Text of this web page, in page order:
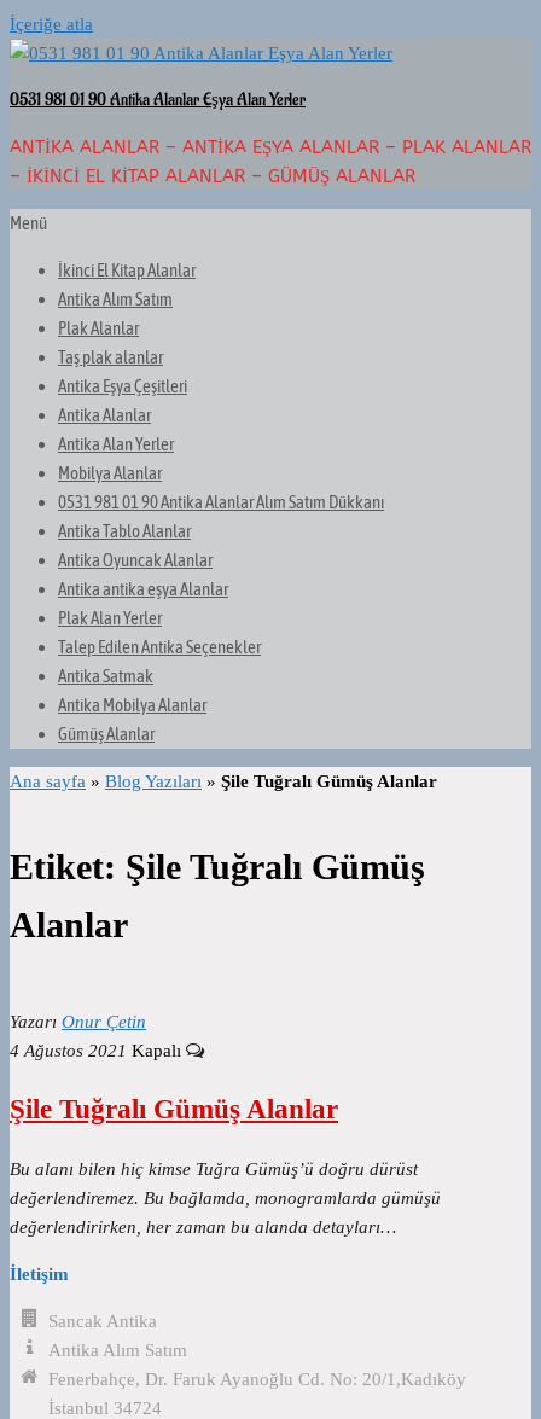
İçeriğe atla
0531 981 01 90 Antika Alanlar Eşya Alan Yerler
ANTIKA ALANLAR – ANTIKA EŞYA ALANLAR – PLAK ALANLAR
– İKINCI EL KITAP ALANLAR – GÜMÜŞ ALANLAR
Menü
İkinci El Kitap Alanlar
Antika Alım Satım
Plak Alanlar
Taş plak alanlar
Antika Eşya Çeşitleri
Antika Alanlar
Antika Alan Yerler
Mobilya Alanlar
0531 981 01 90 Antika Alanlar Alım Satım Dükkanı
Antika Tablo Alanlar
Antika Oyuncak Alanlar
Antika antika eşya Alanlar
Plak Alan Yerler
Talep Edilen Antika Seçenekler
Antika Satmak
Antika Mobilya Alanlar
Gümüş Alanlar
Ana sayfa » Blog Yazıları » Şile Tuğralı Gümüş Alanlar
Etiket: Şile Tuğralı Gümüş
Alanlar
Yazarı Onur Çetin
4 Ağustos 2021 Kapalı
Şile Tuğralı Gümüş Alanlar
Bu alanı bilen hiç kimse Tuğra Gümüş’ü doğru dürüst
değerlendiremez. Bu bağlamda, monogramlarda gümüşü
değerlendirirken, her zaman bu alanda detayları…
İletişim
Sancak Antika
Antika Alım Satım
Fenerbahçe, Dr. Faruk Ayanoğlu Cd. No: 20/1,Kadıköy
İstanbul 34724